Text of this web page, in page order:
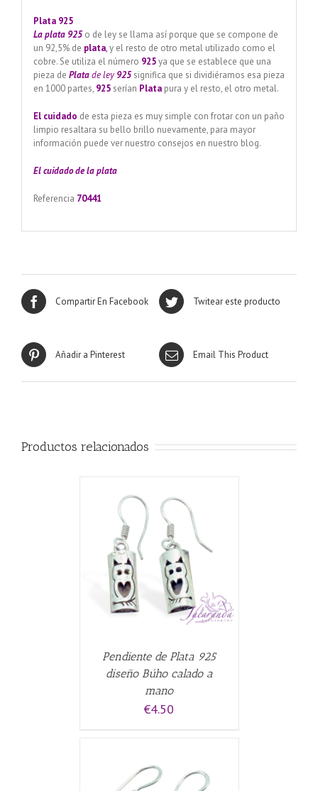
Plata 925
La plata 925 o de ley se llama así porque que se compone de
un 92,5% de plata,y el resto de otro metal utilizado como el
cobre. Se utiliza el número 925ya que se establece que una
pieza de Platade ley925significa que si dividiéramos esa pieza
en 1000 partes, 925serían Platapura y el resto, el otro metal.
El cuidado de esta pieza es muy simple con frotar con un paño
limpio resaltara su bello brillo nuevamente, para mayor
información puede ver nuestro consejos en nuestro blog.
El cuidado dela plata
Referencia 70441
Compartir En Facebook Twitear este producto
Añadir a Pinterest Email This Product
Productos relacionados
Pendiente de Plata 925
diseño Búho calado a
mano
€4.50